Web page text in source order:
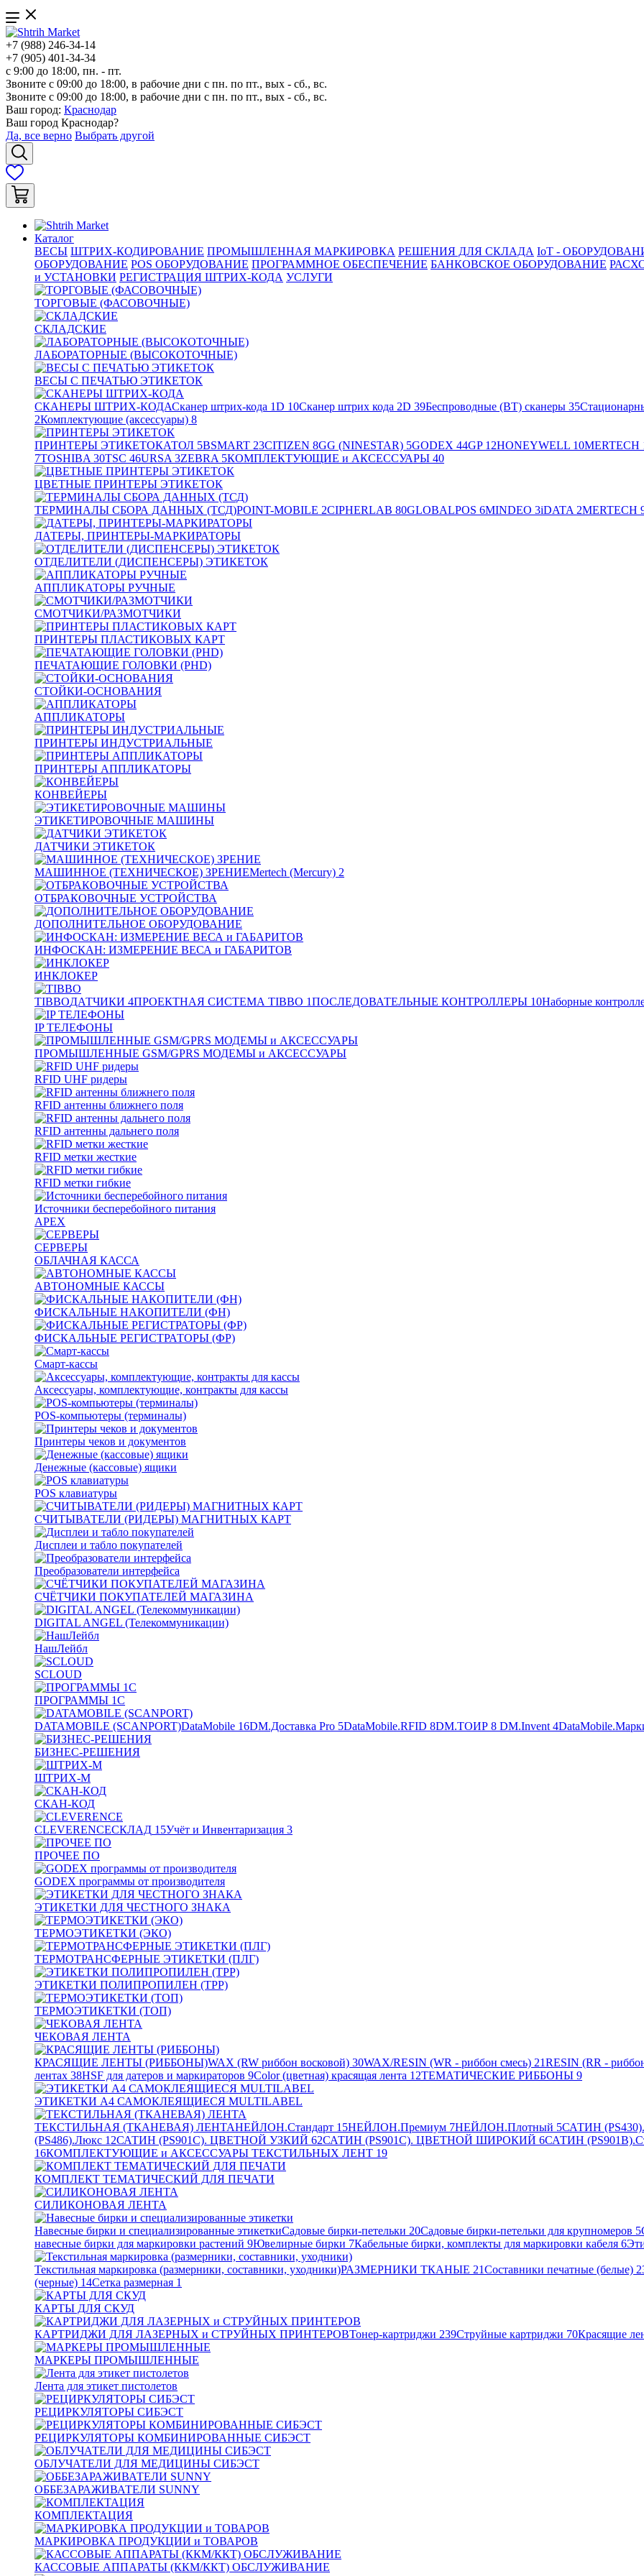
+7 (988) 246-34-14
+7 (905) 401-34-34
с 9:00 до 18:00, пн. - пт.
Звоните с 09:00 до 18:00, в рабочие дни с пн. по пт., вых - сб., вс.
Звоните с 09:00 до 18:00, в рабочие дни с пн. по пт., вых - сб., вс.
Ваш город: Краснодар
Ваш город Краснодар?
Да, все верно Выбрать другой
Каталог
ВЕСЫ ШТРИХ-КОДИРОВАНИЕ ПРОМЫШЛЕННАЯ МАРКИРОВКА РЕШЕНИЯ ДЛЯ СКЛАДА IoT -
ОБОРУДОВАНИЕ POS ОБОРУДОВАНИЕ ПРОГРАММНОЕ ОБЕСПЕЧЕНИЕ БАНКОВСКОЕ ОБОРУДОВАНИЕ
и УСТАНОВКИ РЕГИСТРАЦИЯ ШТРИХ-КОДА УСЛУГИ
ТОРГОВЫЕ (ФАСОВОЧНЫЕ)
СКЛАДСКИЕ
ЛАБОРАТОРНЫЕ (ВЫСОКОТОЧНЫЕ)
ВЕСЫ С ПЕЧАТЬЮ ЭТИКЕТОК
СКАНЕРЫ ШТРИХ-КОДАСканер штрих-кода 1D 10Сканер штрих кода 2D 39Беспроводные (BT) сканеры 35
2Комплектующие (аксессуары) 8
ПРИНТЕРЫ ЭТИКЕТОКАТОЛ 5BSMART 23CITIZEN 8GG (NINESTAR) 5GODEX 44GP12HONEYWELL 10MERTECH
7TOSHIBA 30TSC 46URSA 3ZEBRA 5КОМПЛЕКТУЮЩИЕ и АКСЕССУАРЫ 40
ЦВЕТНЫЕ ПРИНТЕРЫ ЭТИКЕТОК
ТЕРМИНАЛЫ СБОРА ДАННЫХ (ТСД)POINT-MOBILE 2CIPHERLAB 80GLOBALPOS 6MINDEO 3iDATA 2MERTECH
ДАТЕРЫ, ПРИНТЕРЫ-МАРКИРАТОРЫ
ОТДЕЛИТЕЛИ (ДИСПЕНСЕРЫ) ЭТИКЕТОК
АППЛИКАТОРЫ РУЧНЫЕ
СМОТЧИКИ/РАЗМОТЧИКИ
ПРИНТЕРЫ ПЛАСТИКОВЫХ КАРТ
ПЕЧАТАЮЩИЕ ГОЛОВКИ (PHD)
СТОЙКИ-ОСНОВАНИЯ
АППЛИКАТОРЫ
ПРИНТЕРЫ ИНДУСТРИАЛЬНЫЕ
ПРИНТЕРЫ АППЛИКАТОРЫ
КОНВЕЙЕРЫ
ЭТИКЕТИРОВОЧНЫЕ МАШИНЫ
ДАТЧИКИ ЭТИКЕТОК
МАШИННОЕ (ТЕХНИЧЕСКОЕ) ЗРЕНИЕMertech (Mercury) 2
ОТБРАКОВОЧНЫЕ УСТРОЙСТВА
ДОПОЛНИТЕЛЬНОЕ ОБОРУДОВАНИЕ
ИНФОСКАН: ИЗМЕРЕНИЕ ВЕСА и ГАБАРИТОВ
ИНКЛОКЕР
TIBBOДАТЧИКИ 4ПРОЕКТНАЯ СИСТЕМА TIBBO 1ПОСЛЕДОВАТЕЛЬНЫЕ КОНТРОЛЛЕРЫ 10Наборные
IP ТЕЛЕФОНЫ
ПРОМЫШЛЕННЫЕ GSM/GPRS МОДЕМЫ и АКСЕССУАРЫ
RFID UHF ридеры
RFID антенны ближнего поля
RFID антенны дальнего поля
RFID метки жесткие
RFID метки гибкие
Источники бесперебойного питания
APEX
СЕРВЕРЫ
ОБЛАЧНАЯ КАССА
АВТОНОМНЫЕ КАССЫ
ФИСКАЛЬНЫЕ НАКОПИТЕЛИ (ФН)
ФИСКАЛЬНЫЕ РЕГИСТРАТОРЫ (ФР)
Смарт-кассы
Аксессуары, комплектующие, контракты для кассы
POS-компьютеры (терминалы)
Принтеры чеков и документов
Денежные (кассовые) ящики
POS клавиатуры
СЧИТЫВАТЕЛИ (РИДЕРЫ) МАГНИТНЫХ КАРТ
Дисплеи и табло покупателей
Преобразователи интерфейса
СЧЁТЧИКИ ПОКУПАТЕЛЕЙ МАГАЗИНА
DIGITAL ANGEL (Телекоммуникации)
НашЛейбл
SCLOUD
ПРОГРАММЫ 1С
DATAMOBILE (SCANPORT)DataMobile 16DM.Доставка Pro 5DataMobile.RFID 8DM.ТОИР 8 DM.Invent 4
БИЗНЕС-РЕШЕНИЯ
ШТРИХ-М
СКАН-КОД
CLEVERENCEСКЛАД 15Учёт и Инвентаризация 3
ПРОЧЕЕ ПО
GODEX программы от производителя
ЭТИКЕТКИ ДЛЯ ЧЕСТНОГО ЗНАКА
ТЕРМОЭТИКЕТКИ (ЭКО)
ТЕРМОТРАНСФЕРНЫЕ ЭТИКЕТКИ (ПЛГ)
ЭТИКЕТКИ ПОЛИПРОПИЛЕН (TPP)
ТЕРМОЭТИКЕТКИ (ТОП)
ЧЕКОВАЯ ЛЕНТА
КРАСЯЩИЕ ЛЕНТЫ (РИББОНЫ)WAX (RW риббон восковой) 30WAX/RESIN (WR - риббон смесь) 21RESIN (RR -
лентах 38HSF для датеров и маркираторов 9Color (цветная) красящая лента 12ТЕМАТИЧЕСКИЕ РИББОНЫ 9
ЭТИКЕТКИ А4 САМОКЛЕЯЩИЕСЯ MULTILABEL
ТЕКСТИЛЬНАЯ (ТКАНЕВАЯ) ЛЕНТАНЕЙЛОН.Стандарт 15НЕЙЛОН.Премиум 7НЕЙЛОН.Плотный 5САТИН
(PS486).Люкс 12САТИН (PS901C). ЦВЕТНОЙ УЗКИЙ 62САТИН (PS901C). ЦВЕТНОЙ ШИРОКИЙ 6САТИН
16КОМПЛЕКТУЮЩИЕ и АКСЕССУАРЫ ТЕКСТИЛЬНЫХ ЛЕНТ 19
КОМПЛЕКТ ТЕМАТИЧЕСКИЙ ДЛЯ ПЕЧАТИ
СИЛИКОНОВАЯ ЛЕНТА
Навесные бирки и специализированные этикеткиСадовые бирки-петельки 20Садовые бирки-петельки для крупномеров 5
навесные бирки для маркировки растений 9Ювелирные бирки 7Кабельные бирки, комплекты для маркировки кабеля 6
Текстильная маркировка (размерники, составники, уходники)РАЗМЕРНИКИ ТКАНЫЕ 21Составники печатные (белые)
(черные) 14Сетка размерная 1
КАРТЫ ДЛЯ СКУД
КАРТРИДЖИ ДЛЯ ЛАЗЕРНЫХ и СТРУЙНЫХ ПРИНТЕРОВТонер-картриджи 239Струйные картриджи 70Красящие
МАРКЕРЫ ПРОМЫШЛЕННЫЕ
Лента для этикет пистолетов
РЕЦИРКУЛЯТОРЫ СИБЭСТ
РЕЦИРКУЛЯТОРЫ КОМБИНИРОВАННЫЕ СИБЭСТ
ОБЛУЧАТЕЛИ ДЛЯ МЕДИЦИНЫ СИБЭСТ
ОББЕЗАРАЖИВАТЕЛИ SUNNY
КОМПЛЕКТАЦИЯ
МАРКИРОВКА ПРОДУКЦИИ и ТОВАРОВ
КАССОВЫЕ АППАРАТЫ (ККМ/ККТ) ОБСЛУЖИВАНИЕ